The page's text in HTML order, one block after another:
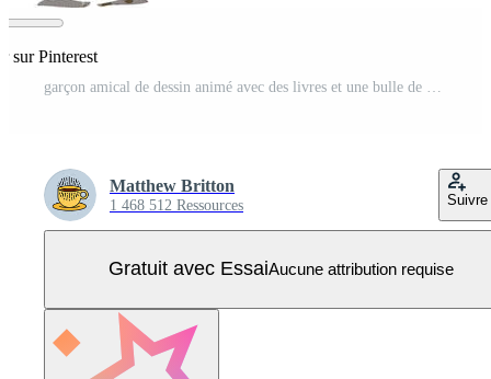
sur Pinterest
Matthew Britton
1 468 512 Ressources Suivre
Gratuit avec EssaiAucune attribution requise